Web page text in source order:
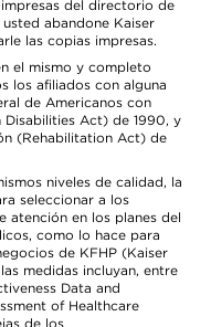
del directorio de
abandone Kaiser
las copias impresas.
el mismo y completo
los afiliados con alguna
de Americanos con
Disabilities Act) de 1990, y
(Rehabilitation Act) de
niveles de calidad, la
seleccionar a los
atención en los planes del
como lo hace para
de KFHP (Kaiser
medidas incluyan, entre
Data and
of Healthcare
de los